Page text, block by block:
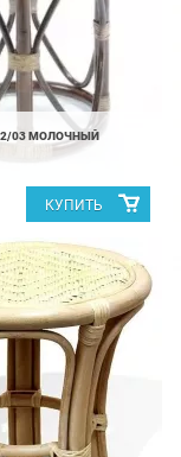
03 МОЛОЧНЫЙ